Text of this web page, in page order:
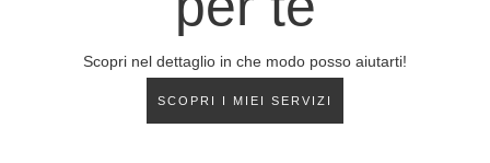
Scopri nel dettaglio in che modo posso aiutarti!
SCOPRI I MIEI SERVIZI